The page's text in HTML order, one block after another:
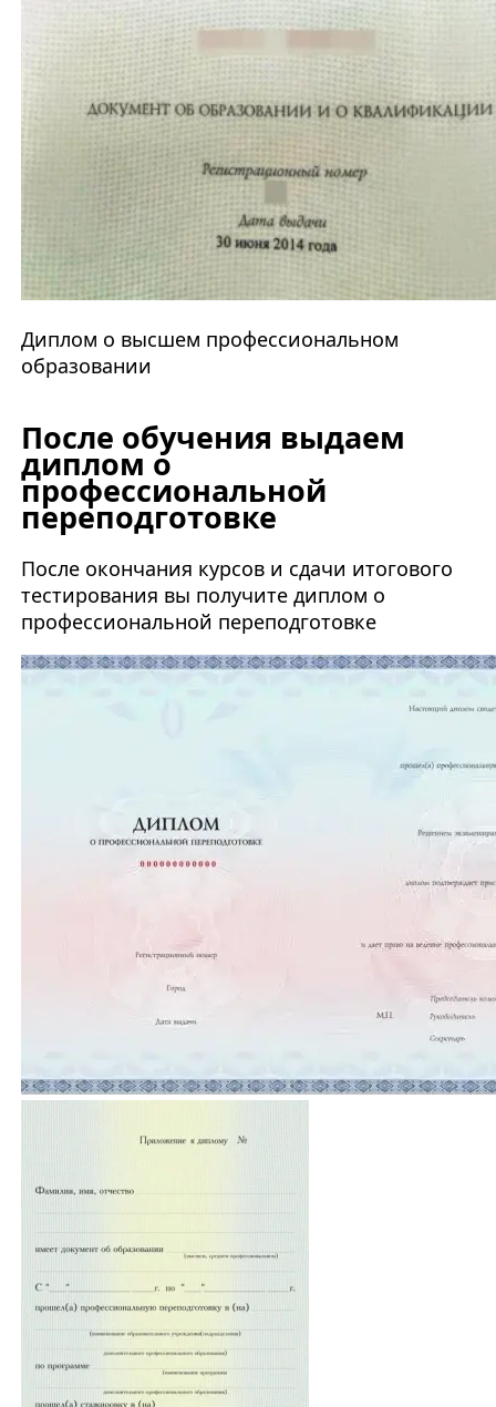
Диплом о высшем профессиональном
образовании
После обучения выдаем
диплом о
профессиональной
переподготовке
После окончания курсов и сдачи итогового
тестирования вы получите диплом о
профессиональной переподготовке